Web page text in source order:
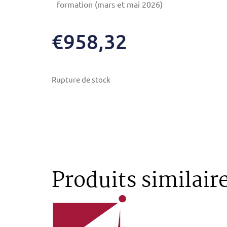
formation (mars et mai 2026)
€958,32
Rupture de stock
Produits